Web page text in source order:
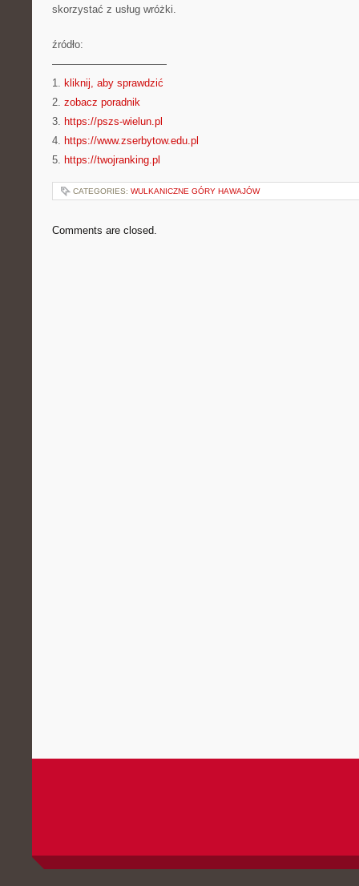
skorzystać z usług wróżki.
źródło:
———————————
1. kliknij, aby sprawdzić
2. zobacz poradnik
3. https://pszs-wielun.pl
4. https://www.zserbytow.edu.pl
5. https://twojranking.pl
CATEGORIES: WULKANICZNE GÓRY HAWAJÓW
Comments are closed.